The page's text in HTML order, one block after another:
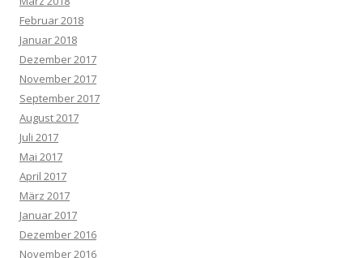
Februar 2018
Januar 2018
Dezember 2017
November 2017
September 2017
August 2017
Juli 2017
Mai 2017
April 2017
März 2017
Januar 2017
Dezember 2016
November 2016